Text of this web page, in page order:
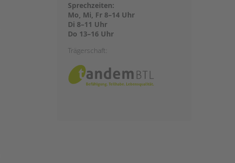
Sprechzeiten:
Mo, Mi, Fr 8–14 Uhr
Di 8–11 Uhr
Do 13–16 Uhr
Trägerschaft: